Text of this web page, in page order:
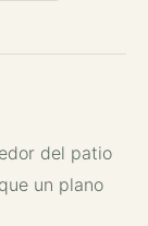
del patio
un plano